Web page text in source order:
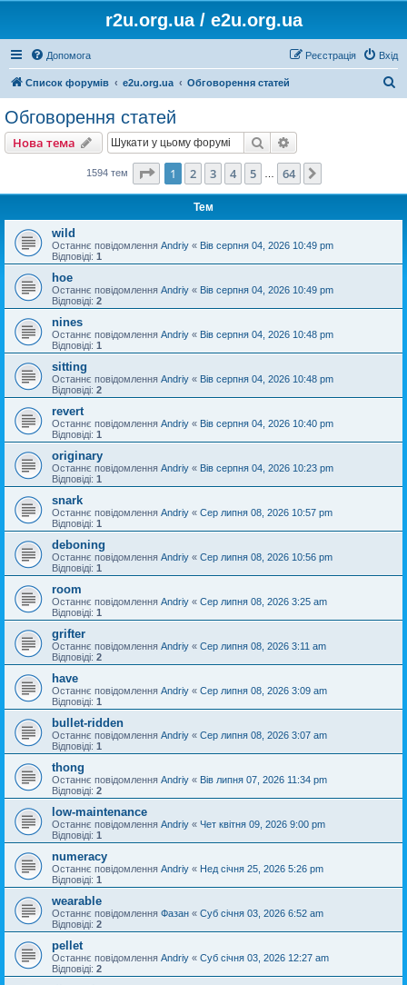
r2u.org.ua / e2u.org.ua
Допомога Вхід
Реєстрація
Список форумів e2u.org.ua Обговорення статей
Обговорення статей
Нова тема Пошук
1594 тем Сторінка1 64
1 2 3 4 5 64
Тем
wild
Останнє повідомлення Andriy « Вів серпня 04, 2026 10:49 pm
Відповіді: 1
hoe
Останнє повідомлення Andriy « Вів серпня 04, 2026 10:49 pm
Відповіді: 2
nines
Останнє повідомлення Andriy « Вів серпня 04, 2026 10:48 pm
Відповіді: 1
sitting
Останнє повідомлення Andriy « Вів серпня 04, 2026 10:48 pm
Відповіді: 2
revert
Останнє повідомлення Andriy « Вів серпня 04, 2026 10:40 pm
Відповіді: 1
originary
Останнє повідомлення Andriy « Вів серпня 04, 2026 10:23 pm
Відповіді: 1
snark
Останнє повідомлення Andriy « Сер липня 08, 2026 10:57 pm
Відповіді: 1
deboning
Останнє повідомлення Andriy « Сер липня 08, 2026 10:56 pm
Відповіді: 1
room
Останнє повідомлення Andriy « Сер липня 08, 2026 3:25 am
Відповіді: 1
grifter
Останнє повідомлення Andriy « Сер липня 08, 2026 3:11 am
Відповіді: 2
have
Останнє повідомлення Andriy « Сер липня 08, 2026 3:09 am
Відповіді: 1
bullet-ridden
Останнє повідомлення Andriy « Сер липня 08, 2026 3:07 am
Відповіді: 1
thong
Останнє повідомлення Andriy « Вів липня 07, 2026 11:34 pm
Відповіді: 2
low-maintenance
Останнє повідомлення Andriy « Чет квітня 09, 2026 9:00 pm
Відповіді: 1
numeracy
Останнє повідомлення Andriy « Нед січня 25, 2026 5:26 pm
Відповіді: 1
wearable
Останнє повідомлення Фазан « Суб січня 03, 2026 6:52 am
Відповіді: 2
pellet
Останнє повідомлення Andriy « Суб січня 03, 2026 12:27 am
Відповіді: 2